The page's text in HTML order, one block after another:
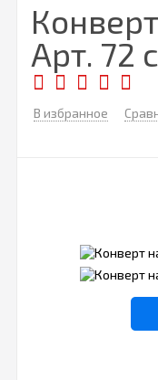
Арт. 72
В избранное